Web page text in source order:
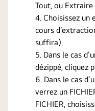
Tout, ou Extraire
Choisissez un
cours
suffira).
Dans le cas
dézippé, cliquez
Dans le cas
verrez un
FICHIER,